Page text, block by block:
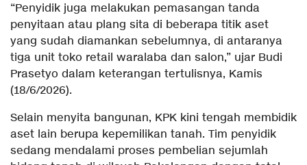
“Penyidik juga melakukan pemasangan tanda
penyitaan atau plang sita di beberapa titik aset
yang sudah diamankan sebelumnya, di antaranya
tiga unit toko retail waralaba dan salon,” ujar Budi
Prasetyo dalam keterangan tertulisnya, Kamis
(18/6/2026).
Selain menyita bangunan, KPK kini tengah membidik
aset lain berupa kepemilikan tanah. Tim penyidik
sedang mendalami proses pembelian sejumlah